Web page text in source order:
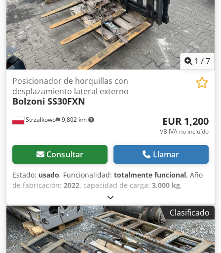
1 /7
Strzałkowo 9,802 km
Posicionador de horquillas con
desplazamiento lateral externo
Bolzoni SS30FXN
EUR 1,200
VB IVA no incluído
Consultar Llamar
Estado: usado, Funcionalidad: totalmente funcional, Año
de fabricación: 2022, capacidad de carga: 3,000 kg,
Desplazador lateral Clase ISO: ISO clase 3 = 2.500 - 4.999
kg Cedpoyi Nclsfx Ad Ierf Estado: Listo para utilizar y
totalmente funcional Estado técnico: bueno Descripción:
Año 2022 ISO 3A (51 cm) Capacidad 3.000 kg Desplazador
lateral doble Ancho 1.900 mm Horquillas 1.100 mm ID
OS1882
Clasificado